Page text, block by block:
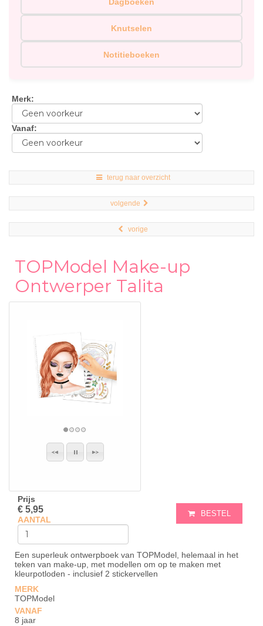
Knutselen
Notitieboeken
Merk:
Vanaf:
terug naar overzicht
volgende
vorige
TOPModel Make-up
Ontwerper Talita
Prijs
€ 5,95
AANTAL
BESTEL
Een superleuk ontwerpboek van TOPModel, helemaal in het
teken van make-up, met modellen om op te maken met
kleurpotloden - inclusief 2 stickervellen
MERK
TOPModel
VANAF
8 jaar